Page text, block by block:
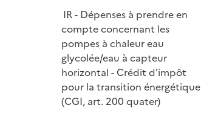
IR - Dépenses à prendre en
compte concernant les
pompes à chaleur eau
glycolée/eau à capteur
horizontal - Crédit d'impôt
pour la transition énergétique
(CGI, art. 200 quater)